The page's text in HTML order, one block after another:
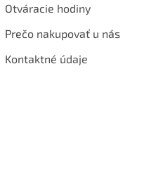
Otváracie hodiny
Prečo nakupovať u nás
Kontaktné údaje